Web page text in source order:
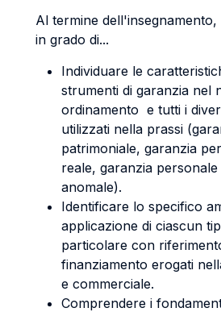
Al termine
in grado di...
Individuare le
strumenti di garanzia nel
ordinamento e tutti i
utilizzati nella prassi
patrimoniale, garanzia
reale, garanzia
anomale).
Identificare lo specifico
applicazione di ciascun
particolare con
finanziamento erogati
e commerciale.
Comprendere i